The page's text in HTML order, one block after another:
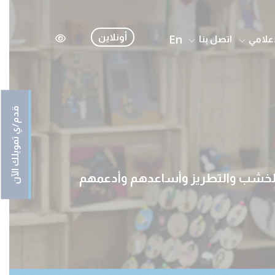
اتصل بنا En أونلاين
قدم/ي تمويلك الآن
والتطريز وأساعدهم وأدعمهم